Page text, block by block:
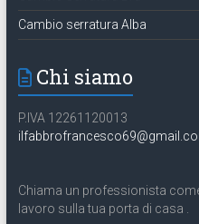
Cambio serratura Alba
Chi siamo
P.IVA 12261120013
Chiama un professionista
lavoro sulla tua porta di casa .